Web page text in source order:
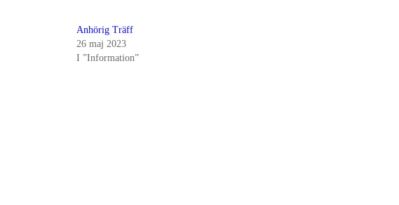
Anhörig Träff
26 maj 2023
I ”Information”